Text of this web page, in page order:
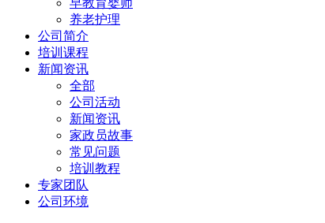
早教育婴师
养老护理
公司简介
培训课程
新闻资讯
全部
公司活动
新闻资讯
家政员故事
常见问题
培训教程
专家团队
公司环境